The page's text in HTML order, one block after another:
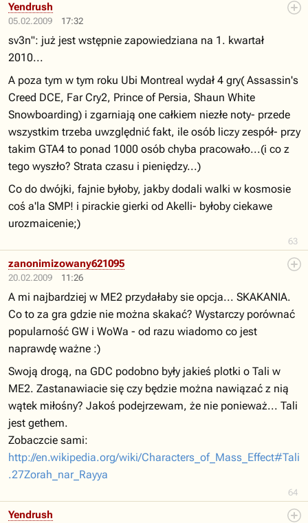
05.02.2009 17:32
63
Yendrush
sv3n": już jest wstępnie zapowiedziana na 1. kwartał
2010...
A poza tym w tym roku Ubi Montreal wydał 4 gry( Assassin's
Creed DCE, Far Cry2, Prince of Persia, Shaun White
Snowboarding) i zgarniają one całkiem niezłe noty- przede
wszystkim trzeba uwzględnić fakt, ile osób liczy zespół- przy
takim GTA4 to ponad 1000 osób chyba pracowało...(i co z
tego wyszło? Strata czasu i pieniędzy...)
Co do dwójki, fajnie byłoby, jakby dodali walki w kosmosie
coś a'la SMP! i pirackie gierki od Akelli- byłoby ciekawe
urozmaicenie;)
20.02.2009 11:26
64
zanonimizowany621095
A mi najbardziej w ME2 przydałaby sie opcja... SKAKANIA.
Co to za gra gdzie nie można skakać? Wystarczy porównać
popularność GW i WoWa - od razu wiadomo co jest
naprawdę ważne :)
Swoją drogą, na GDC podobno były jakieś plotki o Tali w
ME2. Zastanawiacie się czy będzie można nawiązać z nią
wątek miłośny? Jakoś podejrzewam, że nie ponieważ... Tali
jest gethem.
Zobaczcie sami:
http://en.wikipedia.org/wiki/Characters_of_Mass_Effect#Tali
.27Zorah_nar_Rayya
Yendrush